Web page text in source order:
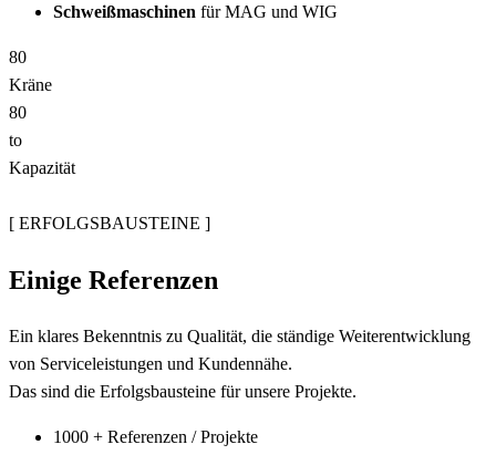
Schweißmaschinen für MAG und WIG
80
Kräne
80
to
Kapazität
[ ERFOLGSBAUSTEINE ]
Einige Referenzen
Ein klares Bekenntnis zu Qualität, die ständige Weiterentwicklung
von Serviceleistungen und Kundennähe.
Das sind die Erfolgsbausteine für unsere Projekte.
1000 + Referenzen / Projekte